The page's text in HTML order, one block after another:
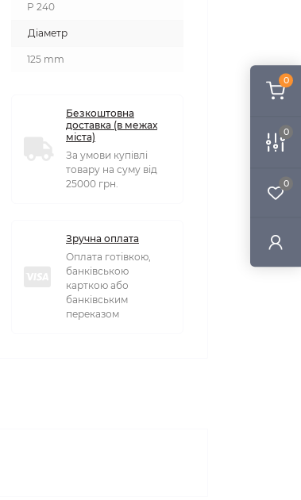
0
0
0
P 240
Діаметр
125 mm
Безкоштовна
доставка (в межах
міста)
За умови купівлі
товару на суму від
25000 грн.
Зручна оплата
Оплата готівкою,
банківською
карткою або
банківським
переказом